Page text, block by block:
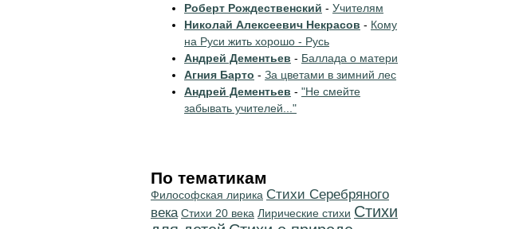
Роберт Рождественский - Учителям
Николай Алексеевич Некрасов - Кому
на Руси жить хорошо - Русь
Андрей Дементьев - Баллада о матери
Агния Барто - За цветами в зимний лес
Андрей Дементьев - "Не смейте
забывать учителей..."
По тематикам
Философская лирика Cтихи Серебряного
века Стихи 20 века Лирические стихи Стихи